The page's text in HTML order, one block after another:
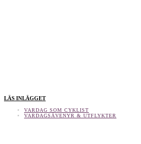
LÄS INLÄGGET
VARDAG SOM CYKLIST
VARDAGSÄVENYR & UTFLYKTER